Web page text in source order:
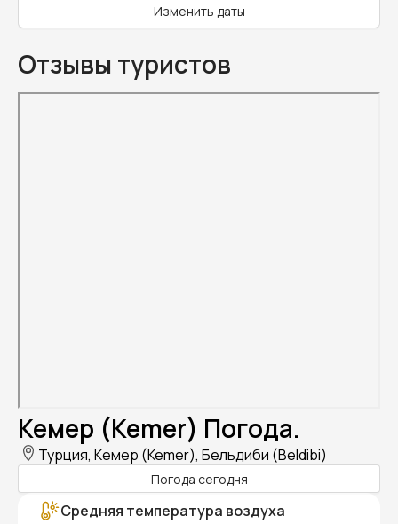
Изменить даты
Отзывы туристов
Кемер (Kemer) Погода.
Турция, Кемер (Kemer), Бельдиби (Beldibi)
Погода сегодня
Средняя температура воздуха